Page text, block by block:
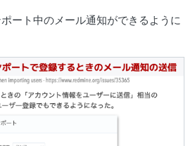
ート中のメール通知ができるように